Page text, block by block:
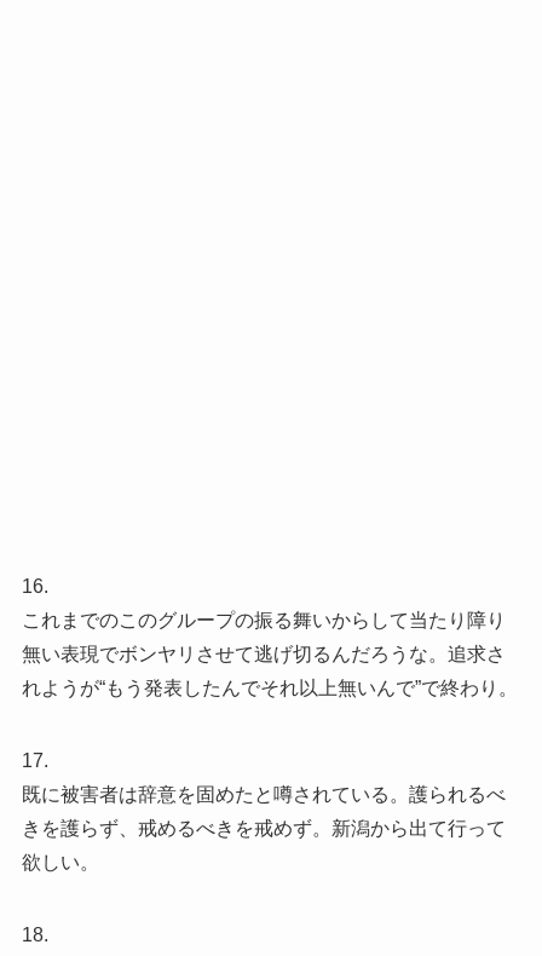
16.
これまでのこのグループの振る舞いからして当たり障り
無い表現でボンヤリさせて逃げ切るんだろうな。追求さ
れようが“もう発表したんでそれ以上無いんで”で終わり。
17.
既に被害者は辞意を固めたと噂されている。護られるべ
きを護らず、戒めるべきを戒めず。新潟から出て行って
欲しい。
18.